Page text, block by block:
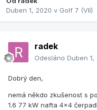
Duben 1, 2020 v Golf 7 (VII)
radek
Odesláno Duben 1,
Dobrý den,
nemá někdo zkušenost s
1.6 77 kW nafta 4x4